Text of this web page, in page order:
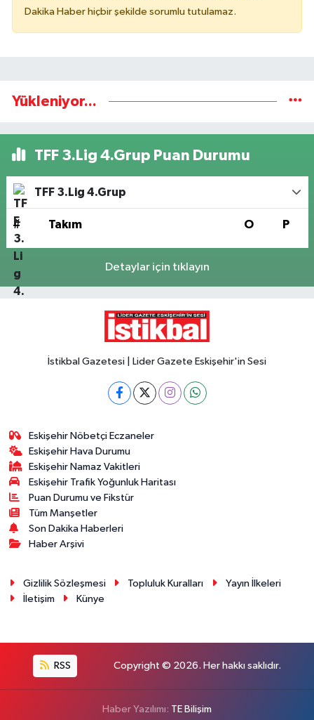
Dakika Haber hiçbir şekilde sorumlu tutulamaz.
Yükleniyor...
TFF 3.Lig 4.Grup Puan Durumu
TFF 3.Lig 4.Grup
# Takım O P
Detaylar için tıklayın
İstikbal Gazetesi | Lider Gazete Eskişehir'in Sesi
Eskişehir Nöbetçi Eczaneler
Eskişehir Hava Durumu
Eskişehir Namaz Vakitleri
Eskişehir Trafik Yoğunluk Haritası
Puan Durumu ve Fikstür
Tüm Manşetler
Son Dakika Haberleri
Haber Arşivi
Gizlilik Sözleşmesi Topluluk Kuralları
Yayın İlkeleri
İletişim
Künye
RSS Copyright © 2026. Her hakkı saklıdır.
Haber Yazılımı: TE Bilişim